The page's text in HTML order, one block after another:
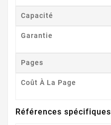
Capacité
Garantie
Pages
Coût À La Page
Références spécifiques